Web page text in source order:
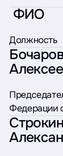
ФИО
Должность
Федерации